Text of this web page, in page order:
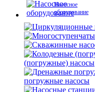
Насосное
оборудование
(погружные) насосы
погружные насосы